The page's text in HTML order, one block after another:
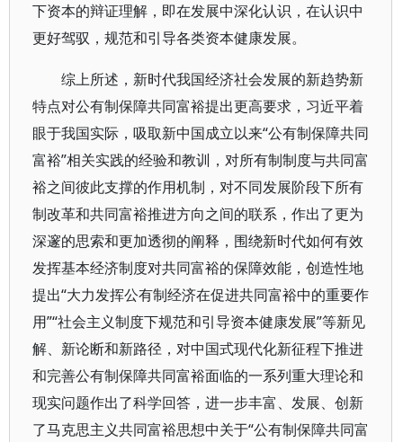
下资本的辩证理解，即在发展中深化认识，在认识中
更好驾驭，规范和引导各类资本健康发展。
综上所述，新时代我国经济社会发展的新趋势新
特点对公有制保障共同富裕提出更高要求，习近平着
眼于我国实际，吸取新中国成立以来“公有制保障共同
富裕”相关实践的经验和教训，对所有制制度与共同富
裕之间彼此支撑的作用机制，对不同发展阶段下所有
制改革和共同富裕推进方向之间的联系，作出了更为
深邃的思索和更加透彻的阐释，围绕新时代如何有效
发挥基本经济制度对共同富裕的保障效能，创造性地
提出“大力发挥公有制经济在促进共同富裕中的重要作
用”“社会主义制度下规范和引导资本健康发展”等新见
解、新论断和新路径，对中国式现代化新征程下推进
和完善公有制保障共同富裕面临的一系列重大理论和
现实问题作出了科学回答，进一步丰富、发展、创新
了马克思主义共同富裕思想中关于“公有制保障共同富